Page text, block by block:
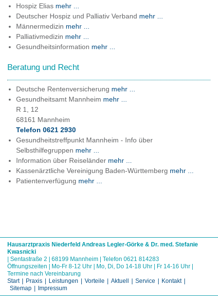
Hospiz Elias mehr ...
Deutscher Hospiz und Palliativ Verband mehr ...
Männermedizin mehr ...
Palliativmedizin mehr ...
Gesundheitsinformation mehr ...
Beratung und Recht
Deutsche Rentenversicherung mehr ...
Gesundheitsamt Mannheim mehr ...
R 1, 12
68161 Mannheim
Telefon 0621 2930
Gesundheitstreffpunkt Mannheim - Info über
Selbsthilfegruppen mehr ...
Information über Reiseländer mehr ...
Kassenärztliche Vereinigung Baden-Württemberg mehr ...
Patientenverfügung mehr ...
Hausarztpraxis Niederfeld Andreas Legler-Görke & Dr. med. Stefanie
Kwasnicki
| Sentastraße 2 | 68199 Mannheim | Telefon 0621 814283
Öffnungszeiten | Mo-Fr 8-12 Uhr | Mo, Di, Do 14-18 Uhr | Fr 14-16 Uhr |
Termine nach Vereinbarung
Start | Praxis | Leistungen | Vorteile | Aktuell | Service | Kontakt |
Sitemap | Impressum